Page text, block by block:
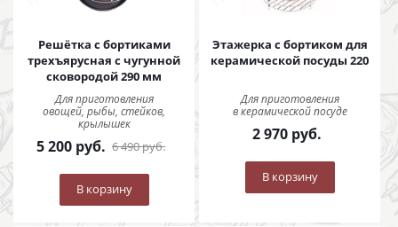
Решётка с бортиками
трехъярусная с чугунной
сковородой 290 мм
Для приготовления
овощей, рыбы, стейков,
крылышек
5 200 руб. 6 490руб.
В корзину
Этажерка с бортиком для
керамической посуды 220
Для приготовления
в керамической посуде
2 970руб.
В корзину